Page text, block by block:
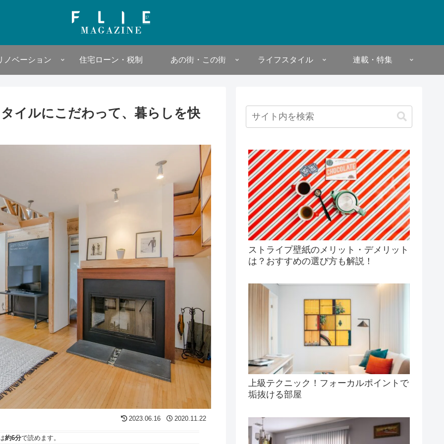
ノベーション 住宅ローン・税制 あの街・この街 ライフスタイル 連載・特集
イルにこだわって、暮らしを快
2023.06.16 2020.11.22
約6分で読めます。
ストライプ壁紙のメリット・デメリット
は？おすすめの選び方も解説！
上級テクニック！フォーカルポイントで
垢抜ける部屋